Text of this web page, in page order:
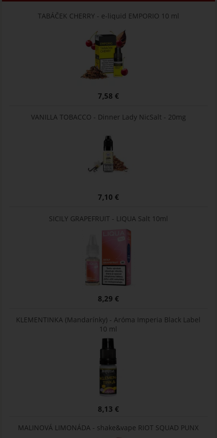
TABÁČEK CHERRY - e-liquid EMPORIO 10 ml
7,58 €
VANILLA TOBACCO - Dinner Lady NicSalt - 20mg
7,10 €
SICILY GRAPEFRUIT - LIQUA Salt 10ml
8,29 €
KLEMENTINKA (Mandarínky) - Aróma Imperia Black Label
10 ml
8,13 €
MALINOVÁ LIMONÁDA - shake&vape RIOT SQUAD PUNX